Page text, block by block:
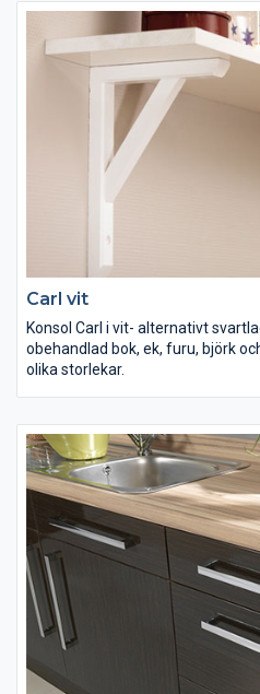
Carl vit
Konsol Carl i vit- alternativt
obehandlad bok, ek, furu, björk
olika storlekar.